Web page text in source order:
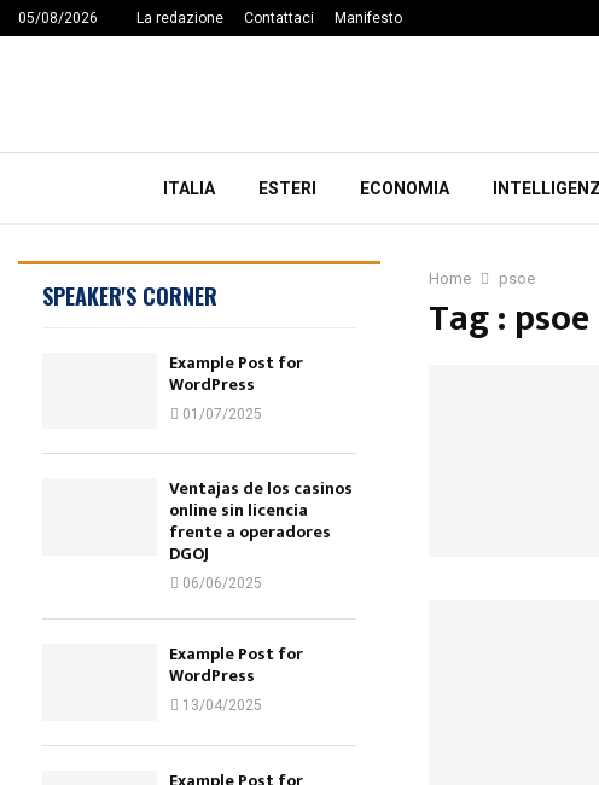
05/08/2026 La redazione Contattaci Manifesto
ITALIA ESTERI ECONOMIA
Home psoe
Tag : psoe
SPEAKER'S CORNER
Example Post for
WordPress
01/07/2025
Ventajas de los casinos
online sin licencia
frente a operadores
DGOJ
06/06/2025
Example Post for
WordPress
13/04/2025